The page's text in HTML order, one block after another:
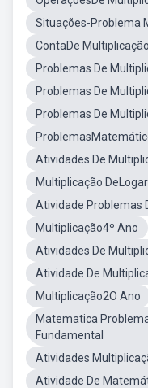
Situações-Problema
ContaDe Multiplicação
Problemas De
Problemas De
Problemas De
Atividades De
Multiplicação
Atividade Problemas
Multiplicação4º Ano
Atividades De
Atividade De
Multiplicação2O Ano
Matematica
Fundamental
Atividades
Atividade De